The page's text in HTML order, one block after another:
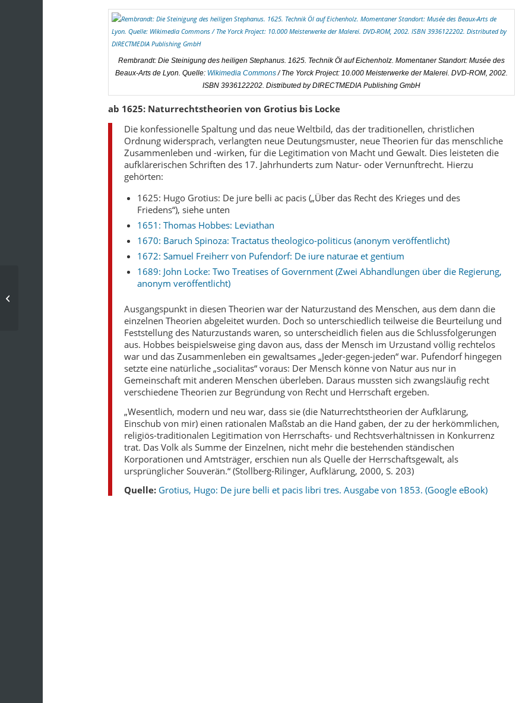
Rembrandt: Die Steinigung des heiligen Stephanus. 1625. Technik Öl auf Eichenholz. Momentaner Standort: Musée des
Beaux-Arts de Lyon. Quelle: Wikimedia Commons / The Yorck Project: 10.000 Meisterwerke der Malerei. DVD-ROM, 2002.
ISBN 3936122202. Distributed by DIRECTMEDIA Publishing GmbH
ab 1625: Naturrechtstheorien von Grotius bis Locke
Die konfessionelle Spaltung und das neue Weltbild, das der traditionellen, christlichen
Ordnung widersprach, verlangten neue Deutungsmuster, neue Theorien für das menschliche
Zusammenleben und -wirken, für die Legitimation von Macht und Gewalt. Dies leisteten die
aufklärerischen Schriften des 17. Jahrhunderts zum Natur- oder Vernunftrecht. Hierzu
gehörten:
1625: Hugo Grotius: De jure belli ac pacis („Über das Recht des Krieges und des
Friedens“), siehe unten
1651: Thomas Hobbes: Leviathan
1670: Baruch Spinoza: Tractatus theologico-politicus (anonym veröffentlicht)
1672: Samuel Freiherr von Pufendorf: De iure naturae et gentium
1689: John Locke: Two Treatises of Government (Zwei Abhandlungen über die Regierung,
anonym veröffentlicht)
Ausgangspunkt in diesen Theorien war der Naturzustand des Menschen, aus dem dann die
einzelnen Theorien abgeleitet wurden. Doch so unterschiedlich teilweise die Beurteilung und
Feststellung des Naturzustands waren, so unterscheidlich fielen aus die Schlussfolgerungen
aus. Hobbes beispielsweise ging davon aus, dass der Mensch im Urzustand völlig rechtelos
war und das Zusammenleben ein gewaltsames „Jeder-gegen-jeden“ war. Pufendorf hingegen
setzte eine natürliche „socialitas“ voraus: Der Mensch könne von Natur aus nur in
Gemeinschaft mit anderen Menschen überleben. Daraus mussten sich zwangsläufig recht
verschiedene Theorien zur Begründung von Recht und Herrschaft ergeben.
„Wesentlich, modern und neu war, dass sie (die Naturrechtstheorien der Aufklärung,
Einschub von mir) einen rationalen Maßstab an die Hand gaben, der zu der herkömmlichen,
religiös-traditionalen Legitimation von Herrschafts- und Rechtsverhältnissen in Konkurrenz
trat. Das Volk als Summe der Einzelnen, nicht mehr die bestehenden ständischen
Korporationen und Amtsträger, erschien nun als Quelle der Herrschaftsgewalt, als
ursprünglicher Souverän.“ (Stollberg-Rilinger, Aufklärung, 2000, S. 203)
Quelle: Grotius, Hugo: De jure belli et pacis libri tres. Ausgabe von 1853. (Google eBook)